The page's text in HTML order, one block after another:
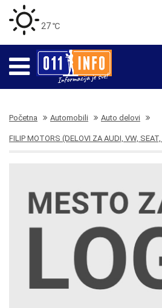
27 ℃
Početna Automobili Auto delovi
FILIP MOTORS (DELOVI ZA AUDI, VW,